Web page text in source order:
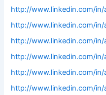
http://www.linkedin.com/
http://www.linkedin.com/
http://www.linkedin.com/
http://www.linkedin.com/in/
http://www.linkedin.com/
http://www.linkedin.com/in/